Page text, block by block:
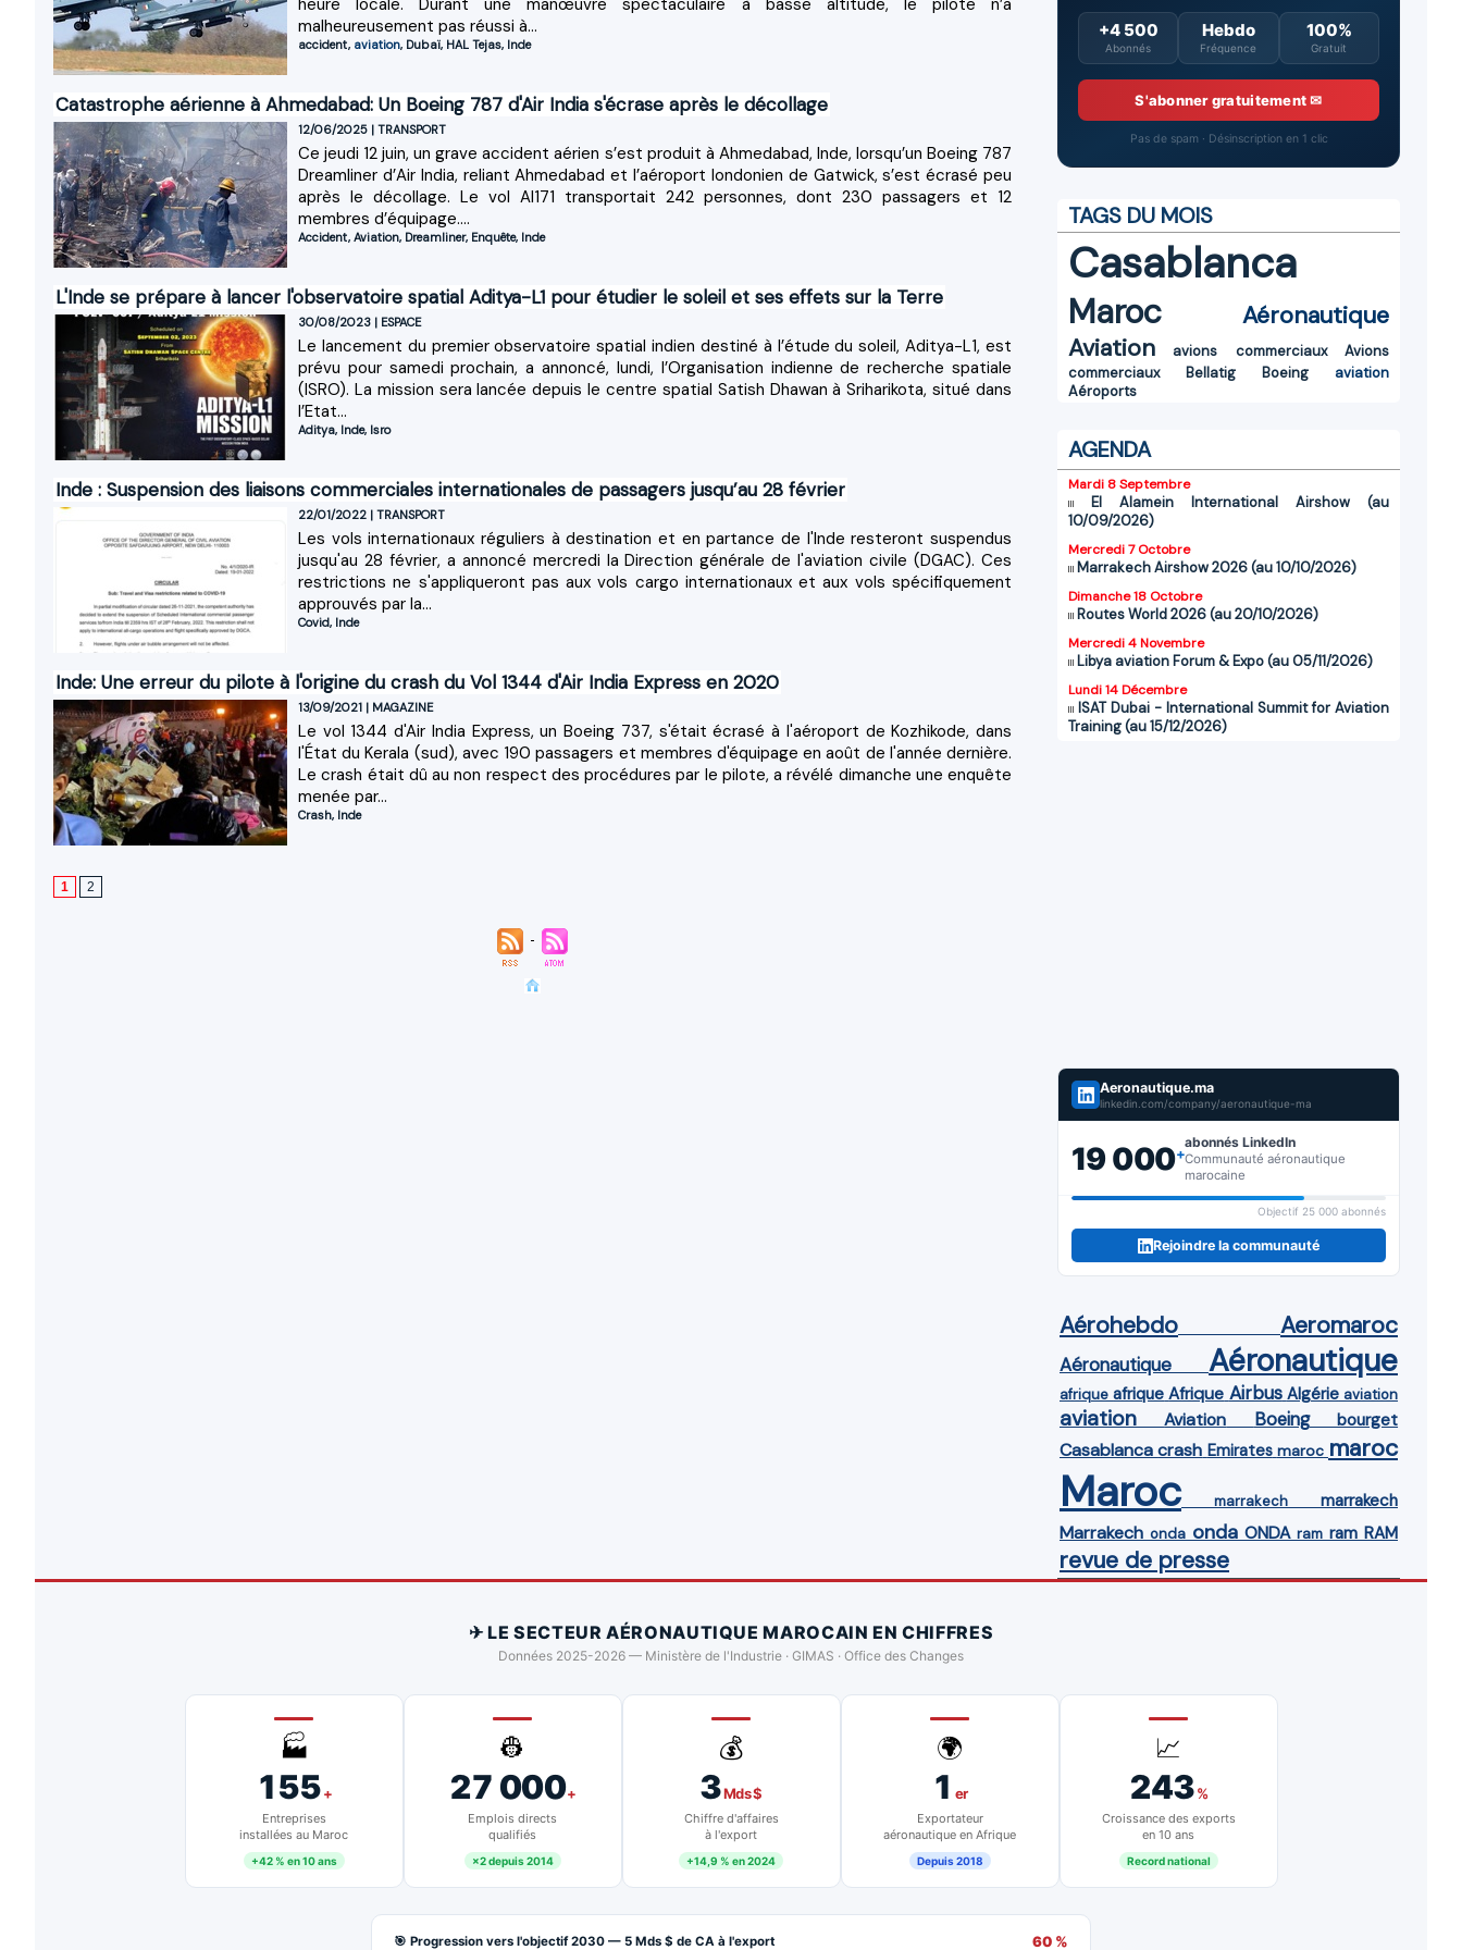
heure locale. Durant une manœuvre spectaculaire à basse altitude, le pilote n’a
malheureusement pas réussi à...
accident, aviation, Dubaï, HAL Tejas, Inde
Catastrophe aérienne à Ahmedabad: Un Boeing 787 d'Air India s'écrase après le décollage
12/06/2025 | TRANSPORT
Ce jeudi 12 juin, un grave accident aérien s’est produit à Ahmedabad, Inde, lorsqu’un Boeing 787
Dreamliner d’Air India, reliant Ahmedabad et l’aéroport londonien de Gatwick, s’est écrasé peu
après le décollage. Le vol AI171 transportait 242 personnes, dont 230 passagers et 12
membres d’équipage....
Accident, Aviation, Dreamliner, Enquête, Inde
L'Inde se prépare à lancer l'observatoire spatial Aditya-L1 pour étudier le soleil et ses effets sur la Terre
30/08/2023 | ESPACE
Le lancement du premier observatoire spatial indien destiné à l’étude du soleil, Aditya-L1, est
prévu pour samedi prochain, a annoncé, lundi, l’Organisation indienne de recherche spatiale
(ISRO). La mission sera lancée depuis le centre spatial Satish Dhawan à Sriharikota, situé dans
l’Etat...
Aditya, Inde, Isro
Inde : Suspension des liaisons commerciales internationales de passagers jusqu’au 28 février
22/01/2022 | TRANSPORT
Les vols internationaux réguliers à destination et en partance de l'Inde resteront suspendus
jusqu'au 28 février, a annoncé mercredi la Direction générale de l'aviation civile (DGAC). Ces
restrictions ne s'appliqueront pas aux vols cargo internationaux et aux vols spécifiquement
approuvés par la...
Covid, Inde
Inde: Une erreur du pilote à l'origine du crash du Vol 1344 d'Air India Express en 2020
13/09/2021 | MAGAZINE
Le vol 1344 d'Air India Express, un Boeing 737, s'était écrasé à l'aéroport de Kozhikode, dans
l'État du Kerala (sud), avec 190 passagers et membres d'équipage en août de l'année dernière.
Le crash était dû au non respect des procédures par le pilote, a révélé dimanche une enquête
menée par...
Crash, Inde
1 2
+4 500
Abonnés
Hebdo
Fréquence
100%
Gratuit
S'abonner gratuitement ✉
Pas de spam · Désinscription en 1 clic
TAGS DU MOIS
Casablanca
Maroc
Aéronautique
Aviation
avions commerciaux
Avions
commerciaux
Bellatig Boeing
aviation
Aéroports
AGENDA
Mardi 8 Septembre
El Alamein International Airshow (au
10/09/2026)
Mercredi 7 Octobre
Marrakech Airshow 2026 (au 10/10/2026)
Dimanche 18 Octobre
Routes World 2026 (au 20/10/2026)
Mercredi 4 Novembre
Libya aviation Forum & Expo (au 05/11/2026)
Lundi 14 Décembre
ISAT Dubai - International Summit for Aviation
Training (au 15/12/2026)
Aeronautique.ma
linkedin.com/company/aeronautique-ma
19 000+
abonnés LinkedIn
Communauté aéronautique
marocaine
Objectif 25 000 abonnés
Rejoindre la communauté
Aérohebdo Aeromaroc
Aéronautique Aéronautique
afrique afrique Afrique Airbus Algérie aviation
aviation Aviation Boeing bourget
Casablanca crash Emirates maroc maroc
Maroc marrakech marrakech
Marrakech onda onda ONDA ram ram RAM
revue de presse
✈ LE SECTEUR AÉRONAUTIQUE MAROCAIN EN CHIFFRES
Données 2025-2026 — Ministère de l'Industrie · GIMAS · Office des Changes
🏭
155+
Entreprises
installées au Maroc
+42 % en 10 ans
👷
27 000+
Emplois directs
qualifiés
×2 depuis 2014
💰
3Mds $
Chiffre d'affaires
à l'export
+14,9 % en 2024
🌍
1 er
Exportateur
aéronautique en Afrique
Depuis 2018
📈
243%
Croissance des exports
en 10 ans
Record national
🎯 Progression vers l'objectif 2030 — 5 Mds $ de CA à l'export 60 %